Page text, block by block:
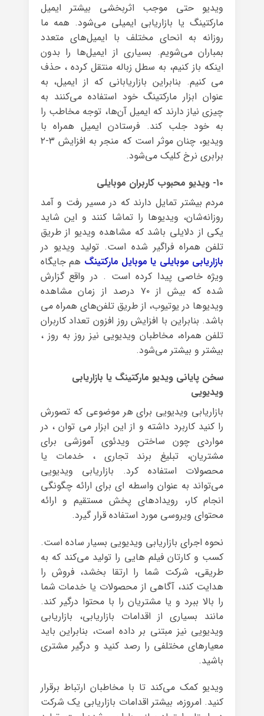
ویدیو حتی موجب اثربخشی بیشتر ایمیل
مارکتینگ یا بازاریابی ایمیلی می‌شود. همه ما
روزانه به انحای مختلف با ایمیل‌های متعدد
بمباران می‌شویم. بسیاری از ایمیل‌ها را بدون
اینکه باز کنیم، به سطل زباله منتقل کرده ، حذف
می کنیم. بنابراین بازاریابانی که از ایمیل، به
عنوان ابزار مارکتینگ خود استفاده می‌کنند به
چیزی نیاز دارند که ایمیل آن‌ها، توجه مخاطب را
به خود جلب کند. فرستادن ایمیل‌ همراه با
ویدیو، چنان موثر است که منجر به افزایش ۳-۲
برابری نرخ کلیک می‌شود.
۱۰- ویدیو محبوب کاربران موبایلی
مردم بیشتر تمایل دارند که در مسیر رفت و آمد
روزانه‌شان، ویدیوها را تماشا کنند و این شاید
یکی از دلایلی باشد که مشاهده ویدیو از طریق
تلفن همراه فراگیر شده است. تولید ویدیو در
بازاریابی موبایلی یا موبایل مارکتینگ هم جایگاه
ویژه خاصی پیدا کرده است . در واقع گزارش
شده که بیش از ۷۰ درصد از زمان مشاهده
ویدیوها در یوتیوب، از طریق تلفن‌های همراه می
باشد. بنابراین با افزایش روز افزون تعداد کاربران
تلفن همراه، مخاطبان ویدیویی نیز روز به روز ،
بیشتر و بیشتر می‌شود.
سخن پایانی ویدیو مارکتینگ یا بازاریابی
ویدیویی
بازاریابی ویدیویی برای هر موضوعی که تصورش
را کنید کاربرد داشته و از این ابزار می توان ، در
مواردی چون ساختن ویدئوی آموزشی برای
مشتریان، تبلیغ برند تجاری ، خدمات یا
محصولات استفاده کرد. بازاریابی ویدیویی
می‌تواند به عنوان واسطه ای برای ارائه چگونگی
انجام کار، رویدادهای پخش مستقیم و ارائه
محتوای ویروسی مورد استفاده قرار گیرد.
نحوه اجرای بازاریابی ویدیویی بسیار ساده است.
کسب و کارتان فیلم هایی را تولید می‌کند که به
طریقی، شرکت شما را ارتقا بخشد، فروش را
هدایت کند، آگاهی از محصولات یا خدمات شما
را بالا ببرد و یا مشتریان را با محتوا درگیر کند.
مانند بسیاری از اقدامات بازاریابی، بازاریابی
ویدیویی نیز مبتنی بر داده است، بنابراین باید
معیارهای مختلفی را رصد کنید و درگیر مشتری
باشید.
ویدیو کمک می‌کند تا با مخاطبان ارتباط برقرار
کنید. امروزه، بیشتر اقدامات بازاریابی یک شرکت